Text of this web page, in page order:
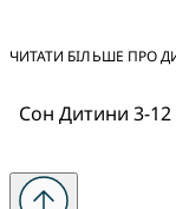
ЧИТАТИ БІЛЬШЕ ПРО
Сон Дитини 3-12